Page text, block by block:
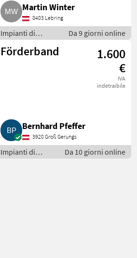
Martin Winter
8403 Lebring
Impianti di
movimentazione
e trasporto / Altri
Da 9 giorni online
Förderband
1.600
€
IVA
indetraibile
Bernhard Pfeffer
3920 Groß Gerungs
Impianti di
movimentazione
Da 10 giorni online